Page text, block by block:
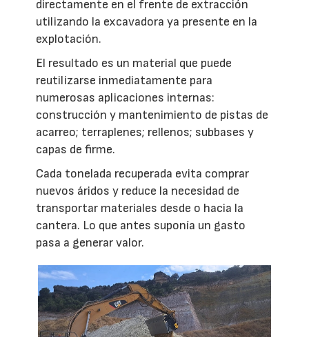
directamente en el frente de extracción
utilizando la excavadora ya presente en la
explotación.
El resultado es un material que puede
reutilizarse inmediatamente para
numerosas aplicaciones internas:
construcción y mantenimiento de pistas de
acarreo; terraplenes; rellenos; subbases y
capas de firme.
Cada tonelada recuperada evita comprar
nuevos áridos y reduce la necesidad de
transportar materiales desde o hacia la
cantera. Lo que antes suponía un gasto
pasa a generar valor.